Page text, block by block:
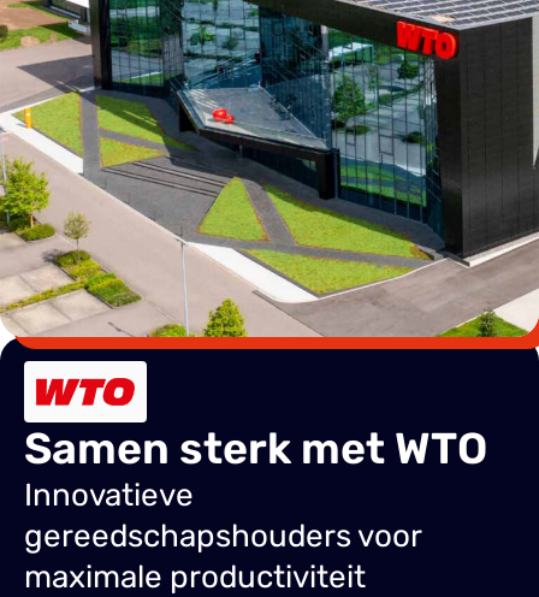
Samen sterk met WTO
Innovatieve
gereedschapshouders voor
maximale productiviteit